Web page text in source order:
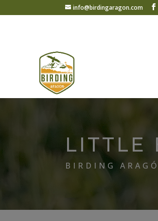
info@birdingaragon.com
LITTLE
BIRDING